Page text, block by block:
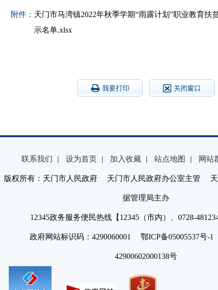
附件： 天门市马湾镇2022年秋季学期“雨露计划”职业教育扶
示名单.xlsx
我要打印 关闭窗口
联系我们 | 设为首页 | 加入收藏 | 站点地图 | 网站
版权所有：天门市人民政府 天门市人民政府办公室主管 天
据管理局主办
12345政务服务便民热线【12345（市内）、0728-
政府网站标识码：4290060001 鄂ICP备05005537号
42900602000138号